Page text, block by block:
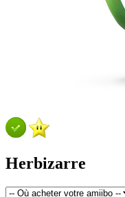
Herbizarre